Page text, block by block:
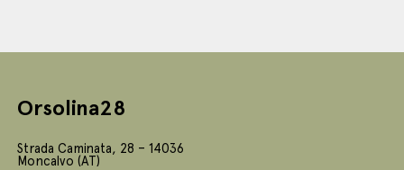
Orsolina28
Strada Caminata, 28 – 14036
Moncalvo (AT)